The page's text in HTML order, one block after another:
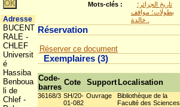
Mots-clés :
تاريخ الجزائر؛
بطولات؛ مواقف
Réservation
Réserver ce document
Exemplaires (3)
Code-
barres
Cote Support Localisation
36168/3 SH/20-
01-082
Ouvrage
Bibliothèque de la
Faculté des Sciences
Adresse
BUCENT
RALE -
CHLEF
Universit
é
Hassiba
Benboua
li de
Chlef -